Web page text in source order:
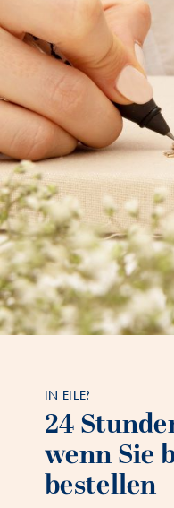
IN EILE?
24
wenn Sie
bestellen